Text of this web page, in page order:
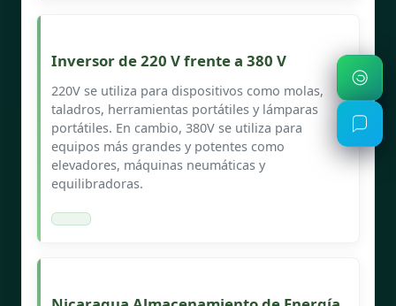
Inversor de 220 V frente a 380 V
220V se utiliza para dispositivos como molas,
taladros, herramientas portátiles y lámparas
portátiles. En cambio, 380V se utiliza para
equipos más grandes y potentes como
elevadores, máquinas neumáticas y
equilibradoras.